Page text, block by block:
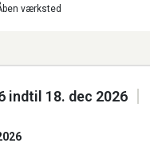
værksted
indtil 18. dec 2026